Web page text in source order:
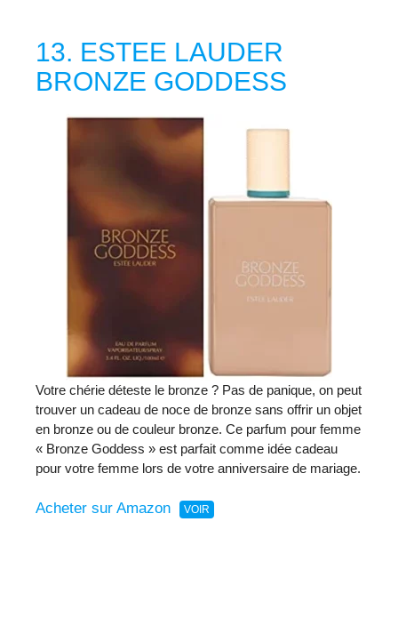
13. ESTEE LAUDER
BRONZE GODDESS
Votre chérie déteste le bronze ? Pas de panique, on peut
trouver un cadeau de noce de bronze sans offrir un objet
en bronze ou de couleur bronze. Ce parfum pour femme
« Bronze Goddess » est parfait comme idée cadeau
pour votre femme lors de votre anniversaire de mariage.
Acheter sur Amazon